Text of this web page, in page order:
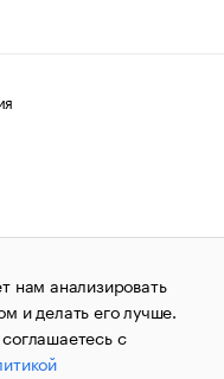
авторских прав
Сообщения
«РБК»
по надзору в сфере
массовых
за номером ИА
нам анализировать
и делать его лучше.
с